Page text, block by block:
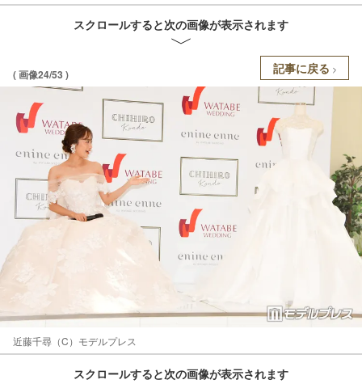
スクロールすると次の画像が表示されます
( 画像24/53 ) 記事に戻る
近藤千尋（C）モデルプレス
スクロールすると次の画像が表示されます